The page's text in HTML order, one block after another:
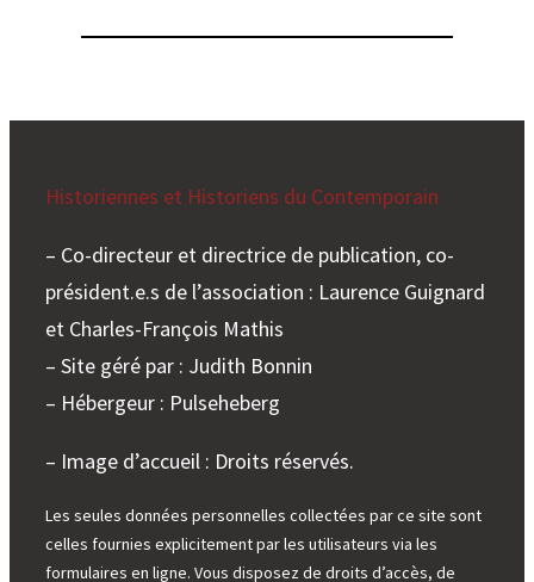
sujet
concours
l’enseignement
Historiennes et Historiens du Contemporain
– Co-directeur et directrice de publication, co-
président.e.s de l’association : Laurence Guignard
et Charles-François Mathis
– Site géré par : Judith Bonnin
– Hébergeur : Pulseheberg
– Image d’accueil : Droits réservés.
Les seules données personnelles collectées par ce site sont
celles fournies explicitement par les utilisateurs via les
formulaires en ligne. Vous disposez de droits d’accès, de